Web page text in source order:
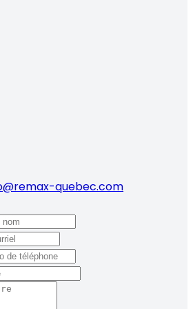
quebec.com